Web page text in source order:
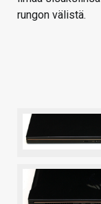
rungon välistä.